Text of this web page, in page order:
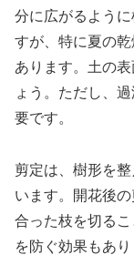
分に広がるよう
すが、特に夏の
あります。土の
ょう。ただし、
要です。
剪定は、樹形を
います。開花後
合った枝を切る
を防ぐ効果もあり